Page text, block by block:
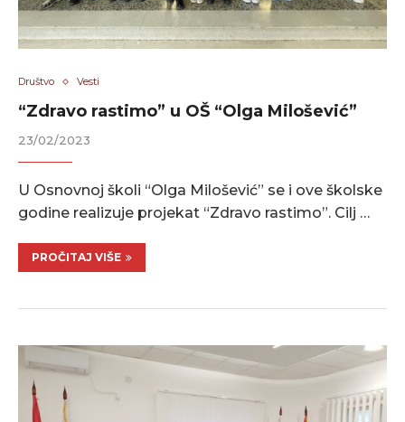
Društvo Vesti
“Zdravo rastimo” u OŠ “Olga Milošević”
23/02/2023
U Osnovnoj školi “Olga Milošević” se i ove školske
godine realizuje projekat “Zdravo rastimo”. Cilj …
PROČITAJ VIŠE